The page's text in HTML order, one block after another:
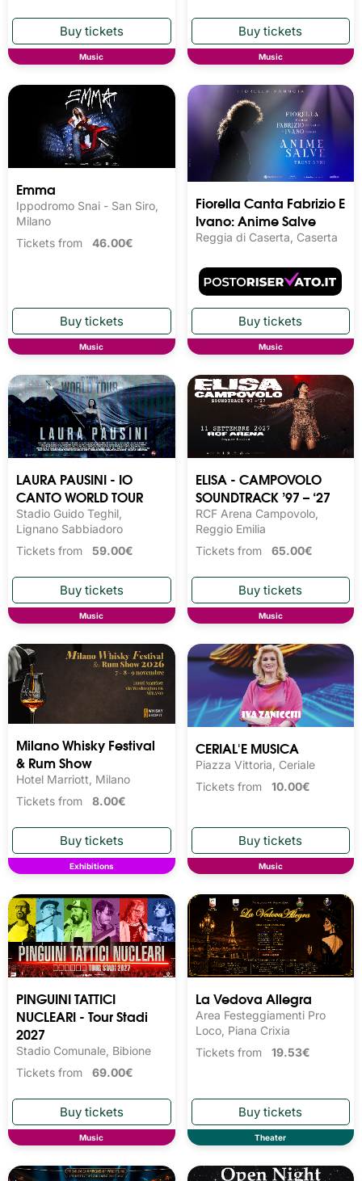
Music Music
Emma
Ippodromo Snai - San Siro,
Milano
Tickets from 46.00€
Music
Fiorella Canta Fabrizio E
Ivano: Anime Salve
Reggia di Caserta, Caserta
Music
LAURA PAUSINI - IO
CANTO WORLD TOUR
Stadio Guido Teghil,
Lignano Sabbiadoro
Tickets from 59.00€
Music
ELISA - CAMPOVOLO
SOUNDTRACK ’97 – ‘27
RCF Arena Campovolo,
Reggio Emilia
Tickets from 65.00€
Music
Milano Whisky Festival
& Rum Show
Hotel Marriott, Milano
Tickets from 8.00€
Exhibitions
CERIAL'E MUSICA
Piazza Vittoria, Ceriale
Tickets from 10.00€
Music
PINGUINI TATTICI
NUCLEARI - Tour Stadi
2027
Stadio Comunale, Bibione
Tickets from 69.00€
Music
La Vedova Allegra
Area Festeggiamenti Pro
Loco, Piana Crixia
Tickets from 19.53€
Theater